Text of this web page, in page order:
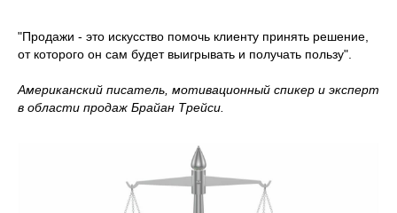
"Продажи - это искусство помочь клиенту принять решение,
от которого он сам будет выигрывать и получать пользу".
Американский писатель, мотивационный спикер и эксперт
в области продаж Брайан Трейси.